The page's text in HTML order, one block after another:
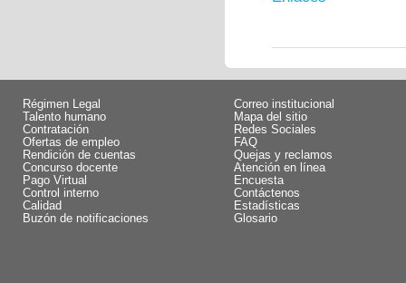
Régimen Legal
Talento humano
Contratación
Ofertas de empleo
Rendición de cuentas
Concurso docente
Pago Virtual
Control interno
Calidad
Buzón de notificaciones
Correo institucional
Mapa del sitio
Redes Sociales
FAQ
Quejas y reclamos
Atención en línea
Encuesta
Contáctenos
Estadísticas
Glosario